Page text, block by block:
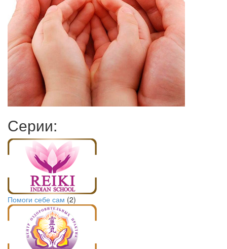
Серии:
Помоги себе сам (2)